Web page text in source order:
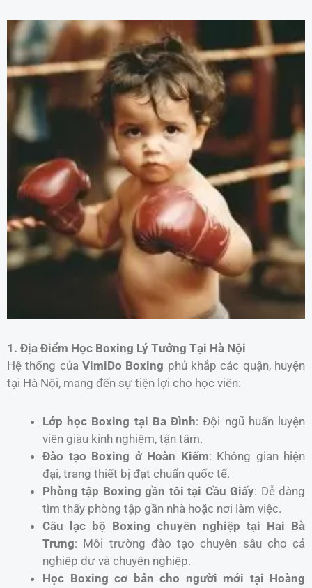
1. Địa Điểm Học Boxing Lý Tưởng Tại Hà Nội
Hệ thống của VimiDo Boxing phủ khắp các quận, huyện
tại Hà Nội, mang đến sự tiện lợi cho học viên:
Lớp học Boxing tại Ba Đình: Đội ngũ huấn luyện
viên giàu kinh nghiệm, tận tâm.
Đào tạo Boxing ở Hoàn Kiếm: Không gian hiện
đại, trang thiết bị đạt chuẩn quốc tế.
Phòng tập Boxing gần tôi tại Cầu Giấy: Dễ dàng
tìm thấy phòng tập gần nhà hoặc nơi làm việc.
Câu lạc bộ Boxing chuyên nghiệp tại Hai Bà
Trưng: Môi trường đào tạo chuyên sâu cho cả
nghiệp dư và chuyên nghiệp.
Học Boxing cơ bản cho người mới tại Hoàng